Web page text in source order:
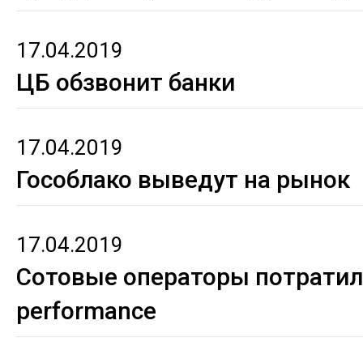
17.04.2019
ЦБ обзвонит банки
17.04.2019
Гособлако выведут на рынок
17.04.2019
Сотовые операторы
performance